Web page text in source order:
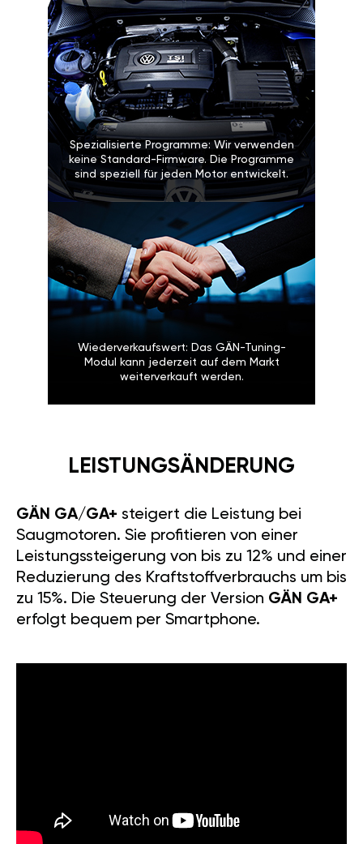
Spezialisierte Programme: Wir verwenden
keine Standard-Firmware. Die Programme
sind speziell für jeden Motor entwickelt.
Wiederverkaufswert: Das GÄN-Tuning-
Modul kann jederzeit auf dem Markt
weiterverkauft werden.
LEISTUNGSÄNDERUNG
GÄN GA/GA+ steigert die Leistung bei
Saugmotoren. Sie profitieren von einer
Leistungssteigerung von bis zu 12% und einer
Reduzierung des Kraftstoffverbrauchs um bis
zu 15%. Die Steuerung der Version GÄN GA+
erfolgt bequem per Smartphone.